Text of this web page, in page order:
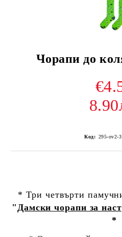
Чорапи до
Код: 295-ov2-
* Три четвърти
"Дамски чорапи за
*